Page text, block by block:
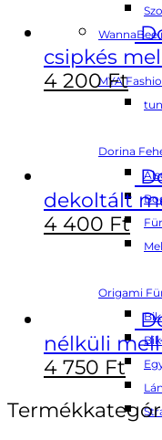
WannaBee
MYA
Dorina
Origami
csipkés
4 200Ft
dekoltált
4 400 Ft
nélküli
4 750 Ft